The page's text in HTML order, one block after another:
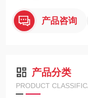
产品咨询
产品分类
PRODUCT